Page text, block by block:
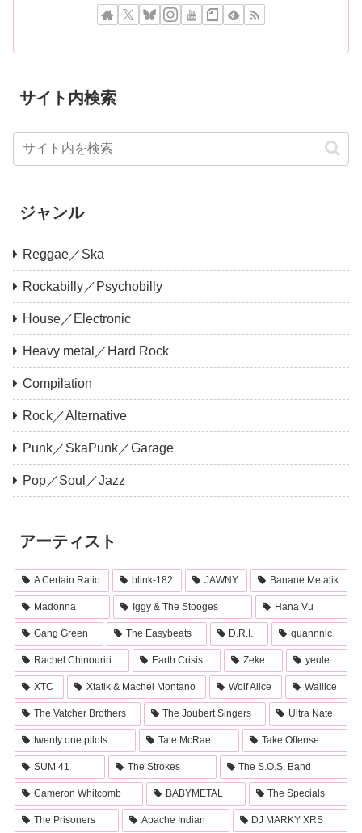
サイト内検索
ジャンル
Reggae／Ska
Rockabilly／Psychobilly
House／Electronic
Heavy metal／Hard Rock
Compilation
Rock／Alternative
Punk／SkaPunk／Garage
Pop／Soul／Jazz
アーティスト
A Certain Ratio blink-182 JAWNY Banane Metalik
Madonna Iggy & The Stooges Hana Vu
Gang Green The Easybeats D.R.I. quannnic
Rachel Chinouriri Earth Crisis Zeke yeule
XTC Xtatik & Machel Montano Wolf Alice Wallice
The Vatcher Brothers The Joubert Singers Ultra Nate
twenty one pilots Tate McRae Take Offense
SUM 41 The Strokes The S.O.S. Band
Cameron Whitcomb BABYMETAL The Specials
The Prisoners Apache Indian DJ MARKY XRS